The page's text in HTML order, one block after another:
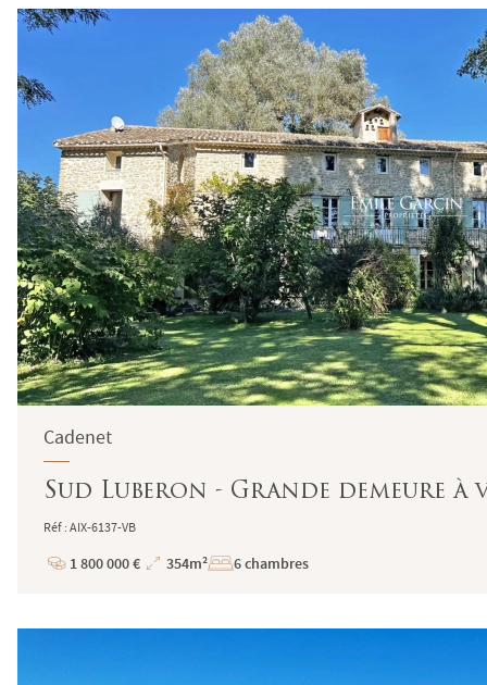
Cadenet
Sud Luberon - Grande demeure
Réf : AIX-6137-VB
Prix
1 800 000 €
Superficie
354m² 6 chambres